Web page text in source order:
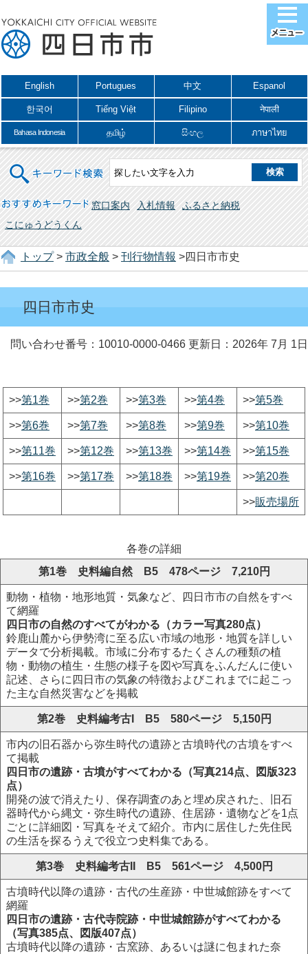
English Portugues 中文 Espanol
한국어 Tiếng Việt Filipino नेपाली
Bahasa Indonesia தமிழ் සිංහල ภาษาไทย
キーワード検索
おすすめキーワード 窓口案内 入札情報
ふるさと納税
こにゅうどうくん
トップ> 市政全般 > 刊行物情報 >四日市市史
四日市市史
問い合わせ番号：10010-0000-0466 更新日：2026年 7月 1日
>>第1巻 >>第2巻 >>第3巻 >>第4巻 >>第5巻
>>第6巻 >>第7巻 >>第8巻 >>第9巻 >>第10巻
>>第11巻 >>第12巻 >>第13巻 >>第14巻 >>第15巻
>>第16巻 >>第17巻 >>第18巻 >>第19巻 >>第20巻
>>販売場所
各巻の詳細
第1巻 史料編自然 B5 478ページ 7,210円
動物・植物・地形地質・気象など、四日市市の自然をすべ
て網羅
四日市の自然のすべてがわかる（カラー写真280点）
鈴鹿山麓から伊勢湾に至る広い市域の地形・地質を詳しい
データで分析掲載。市域に分布するたくさんの種類の植
物・動物の植生・生態の様子を図や写真をふんだんに使い
記述、さらに四日市の気象の特徴およびこれまでに起こっ
た主な自然災害などを掲載
第2巻 史料編考古I B5 580ページ 5,150円
市内の旧石器から弥生時代の遺跡と古墳時代の古墳をすべ
て掲載
四日市の遺跡・古墳がすべてわかる（写真214点、図版323
点）
開発の波で消えたり、保存調査のあと埋め戻された、旧石
器時代から縄文・弥生時代の遺跡、住居跡・遺物などを1点
ごとに詳細図・写真をそえて紹介。市内に居住した先住民
の生活を探るうえで役立つ史料集である。
第3巻 史料編考古II B5 561ページ 4,500円
古墳時代以降の遺跡・古代の生産跡・中世城館跡をすべて
網羅
四日市の遺跡・古代寺院跡・中世城館跡がすべてわかる
（写真385点、図版407点）
古墳時代以降の遺跡・古窯跡、あるいは謎に包まれた奈